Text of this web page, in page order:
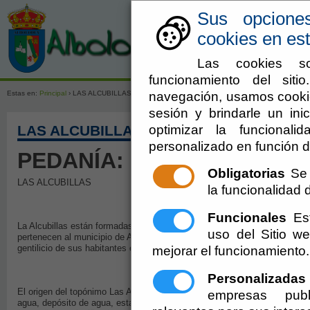
Sus
cookies en
Las cookies
funcionamiento del
navegación, usamos
sesión y brindarle un
optimizar la
personalizado en función
Obligatorias
la funcionalidad
Funcionales
uso del Sitio
mejorar el funcionamiento.
Personalizadas
empresas
Estas en: Principal › LAS ALCUBILLAS
LAS ALCUBILLAS
PEDANÍA:
LAS ALCUBILLAS
La Alcubillas están formadas por dos núcleos de población a la orilla
pertenecen al municipio de Alboloduy y las Alcubillas Altas que están
gentilicio de sus habitantes es alcubillero/a.
El origen del topónimo Las Alcubillas se encuentra en la palabra
agua, depósito de agua, estanque, pilón, cúpula... Este topónimo